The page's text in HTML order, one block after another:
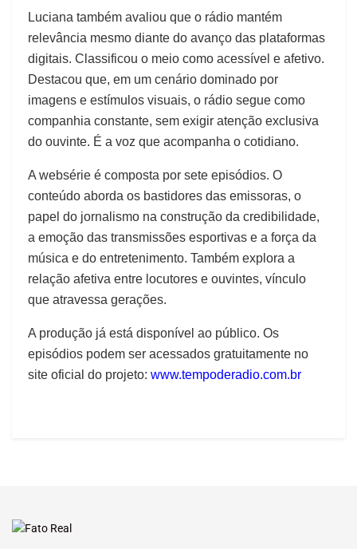
Luciana também avaliou que o rádio mantém
relevância mesmo diante do avanço das plataformas
digitais. Classificou o meio como acessível e afetivo.
Destacou que, em um cenário dominado por
imagens e estímulos visuais, o rádio segue como
companhia constante, sem exigir atenção exclusiva
do ouvinte. É a voz que acompanha o cotidiano.
A websérie é composta por sete episódios. O
conteúdo aborda os bastidores das emissoras, o
papel do jornalismo na construção da credibilidade,
a emoção das transmissões esportivas e a força da
música e do entretenimento. Também explora a
relação afetiva entre locutores e ouvintes, vínculo
que atravessa gerações.
A produção já está disponível ao público. Os
episódios podem ser acessados gratuitamente no
site oficial do projeto: www.tempoderadio.com.br